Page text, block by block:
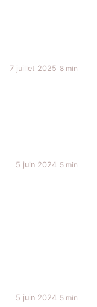
7 juillet 2025 8 min
5 juin 2024 5 min
5 juin 2024 5 min